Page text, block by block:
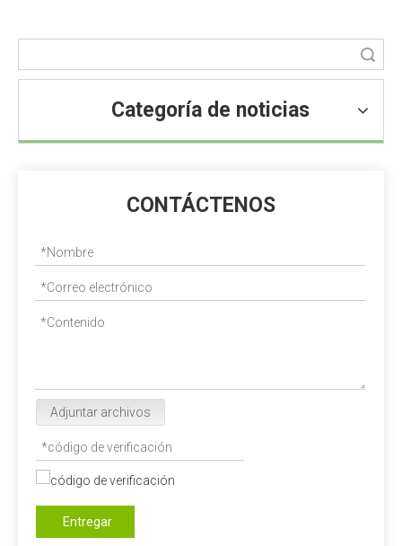
Categoría de noticias
CONTÁCTENOS
Adjuntar archivos
Entregar